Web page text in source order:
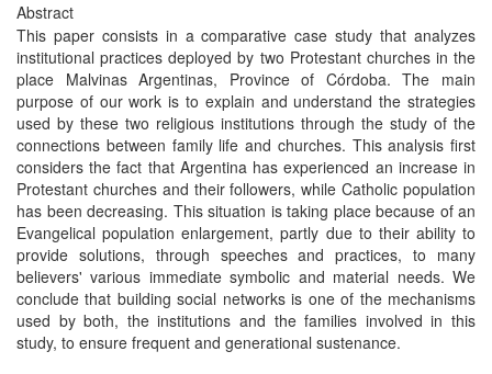
Abstract
This paper consists in a comparative case study that analyzes
institutional practices deployed by two Protestant churches in the
place Malvinas Argentinas, Province of Córdoba. The main
purpose of our work is to explain and understand the strategies
used by these two religious institutions through the study of the
connections between family life and churches. This analysis first
considers the fact that Argentina has experienced an increase in
Protestant churches and their followers, while Catholic population
has been decreasing. This situation is taking place because of an
Evangelical population enlargement, partly due to their ability to
provide solutions, through speeches and practices, to many
believers' various immediate symbolic and material needs. We
conclude that building social networks is one of the mechanisms
used by both, the institutions and the families involved in this
study, to ensure frequent and generational sustenance.